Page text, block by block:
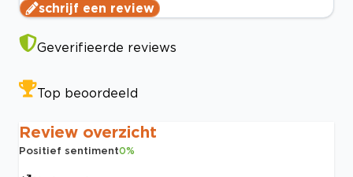
schrijf een review
Geverifieerde reviews
Top beoordeeld
Review overzicht
Positief sentiment0%